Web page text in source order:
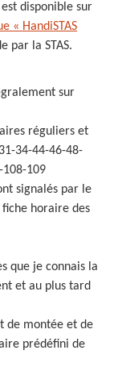
disponible sur
« HandiSTAS
par la STAS.
sur
réguliers et
34-44-46-48-
108-109
signalés par le
fiche horaire des
que je connais la
et au plus tard
de montée et de
prédéfini de